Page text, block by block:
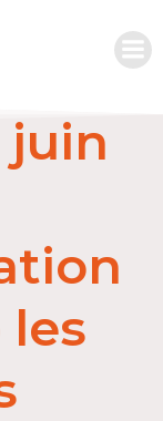
juin
les